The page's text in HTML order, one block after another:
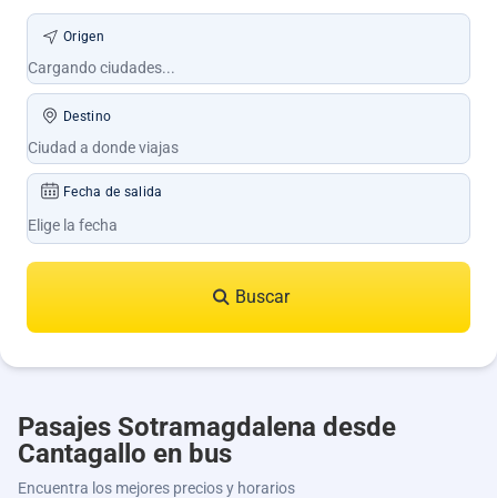
Origen
Destino
Fecha de salida
Buscar
Pasajes Sotramagdalena desde
Cantagallo en bus
Encuentra los mejores precios y horarios